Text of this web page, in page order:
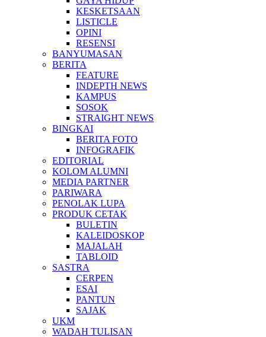
KESKETSAAN
LISTICLE
OPINI
RESENSI
BANYUMASAN
BERITA
FEATURE
INDEPTH NEWS
KAMPUS
SOSOK
STRAIGHT NEWS
BINGKAI
BERITA FOTO
INFOGRAFIK
EDITORIAL
KOLOM ALUMNI
MEDIA PARTNER
PARIWARA
PENOLAK LUPA
PRODUK CETAK
BULETIN
KALEIDOSKOP
MAJALAH
TABLOID
SASTRA
CERPEN
ESAI
PANTUN
SAJAK
UKM
WADAH TULISAN